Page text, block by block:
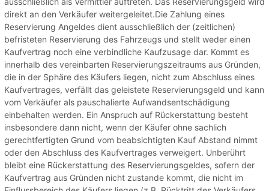
direkt an den Verkäufer weitergeleitet.Die Zahlung eines
Reservierung Angeldes dient ausschließlich der (zeitlichen)
befristeten Reservierung des Fahrzeugs und stellt weder einen
Kaufvertrag noch eine verbindliche Kaufzusage dar. Kommt es
innerhalb des vereinbarten Reservierungszeitraums aus Gründen,
die in der Sphäre des Käufers liegen, nicht zum Abschluss eines
Kaufvertrages, verfällt das geleistete Reservierungsgeld und kann
vom Verkäufer als pauschalierte Aufwandsentschädigung
einbehalten werden. Ein Anspruch auf Rückerstattung besteht
insbesondere dann nicht, wenn der Käufer ohne sachlich
gerechtfertigten Grund vom beabsichtigten Kauf Abstand nimmt
oder den Abschluss des Kaufvertrages verweigert. Unberührt
bleibt eine Rückerstattung des Reservierungsgeldes, sofern der
Kaufvertrag aus Gründen nicht zustande kommt, die nicht im